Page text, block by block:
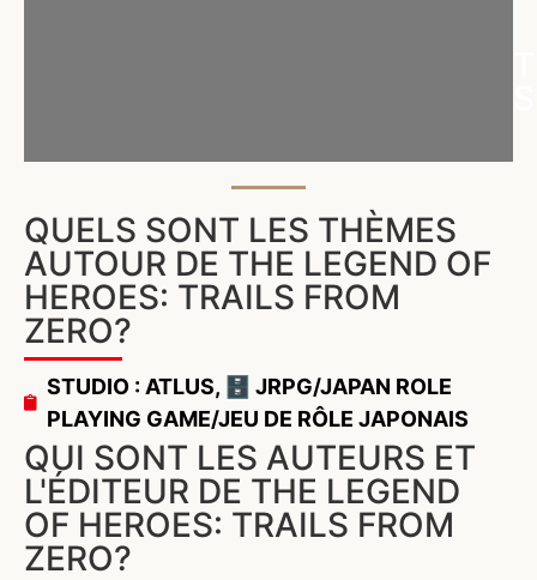
QUELS SONT LES THÈMES
AUTOUR DE THE LEGEND OF
HEROES: TRAILS FROM
ZERO?
STUDIO : ATLUS,
🗄️ JRPG/JAPAN ROLE
PLAYING GAME/JEU DE RÔLE JAPONAIS
QUI SONT LES AUTEURS ET
L'ÉDITEUR DE THE LEGEND
OF HEROES: TRAILS FROM
ZERO?